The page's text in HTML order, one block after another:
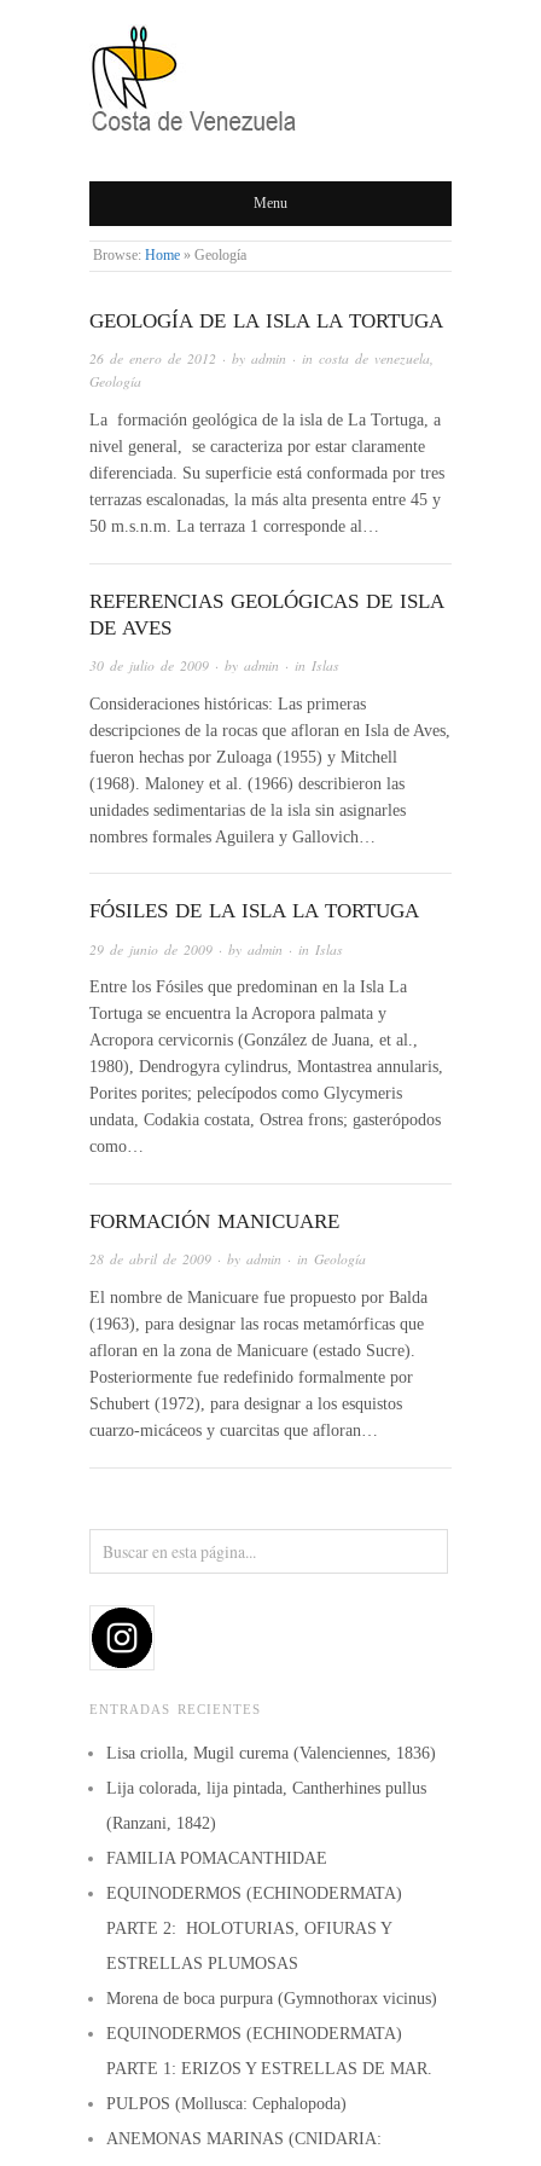
COSTA DE
VENEZUELA
Menu
Browse: Home » Geología
GEOLOGÍA DE LA ISLA LA TORTUGA
26 de enero de 2012 · by admin · in costa de venezuela,
Geología
La formación geológica de la isla de La Tortuga, a
nivel general, se caracteriza por estar claramente
diferenciada. Su superficie está conformada por tres
terrazas escalonadas, la más alta presenta entre 45 y
50 m.s.n.m. La terraza 1 corresponde al…
REFERENCIAS GEOLÓGICAS DE ISLA
DE AVES
30 de julio de 2009 · by admin · in Islas
Consideraciones históricas: Las primeras
descripciones de la rocas que afloran en Isla de Aves,
fueron hechas por Zuloaga (1955) y Mitchell
(1968). Maloney et al. (1966) describieron las
unidades sedimentarias de la isla sin asignarles
nombres formales Aguilera y Gallovich…
FÓSILES DE LA ISLA LA TORTUGA
29 de junio de 2009 · by admin · in Islas
Entre los Fósiles que predominan en la Isla La
Tortuga se encuentra la Acropora palmata y
Acropora cervicornis (González de Juana, et al.,
1980), Dendrogyra cylindrus, Montastrea annularis,
Porites porites; pelecípodos como Glycymeris
undata, Codakia costata, Ostrea frons; gasterópodos
como…
FORMACIÓN MANICUARE
28 de abril de 2009 · by admin · in Geología
El nombre de Manicuare fue propuesto por Balda
(1963), para designar las rocas metamórficas que
afloran en la zona de Manicuare (estado Sucre).
Posteriormente fue redefinido formalmente por
Schubert (1972), para designar a los esquistos
cuarzo-micáceos y cuarcitas que afloran…
ENTRADAS RECIENTES
Lisa criolla, Mugil curema (Valenciennes, 1836)
Lija colorada, lija pintada, Cantherhines pullus
(Ranzani, 1842)
FAMILIA POMACANTHIDAE
EQUINODERMOS (ECHINODERMATA)
PARTE 2: HOLOTURIAS, OFIURAS Y
ESTRELLAS PLUMOSAS
Morena de boca purpura (Gymnothorax vicinus)
EQUINODERMOS (ECHINODERMATA)
PARTE 1: ERIZOS Y ESTRELLAS DE MAR.
PULPOS (Mollusca: Cephalopoda)
ANEMONAS MARINAS (CNIDARIA: